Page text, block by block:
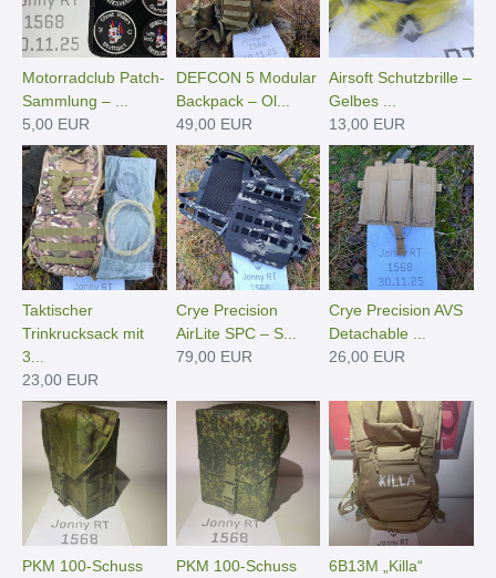
Motorradclub Patch-
Sammlung – ...
5,00 EUR
DEFCON 5 Modular
Backpack – Ol...
49,00 EUR
Airsoft Schutzbrille –
Gelbes ...
13,00 EUR
Taktischer
Trinkrucksack mit
3...
23,00 EUR
Crye Precision
AirLite SPC – S...
79,00 EUR
Crye Precision AVS
Detachable ...
26,00 EUR
PKM 100-Schuss
PKM 100-Schuss
6B13M „Killa“